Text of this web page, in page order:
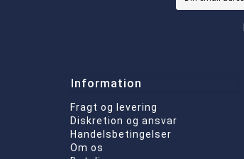
Information
Fragt og levering
Diskretion og ansvar
Handelsbetingelser
Om os